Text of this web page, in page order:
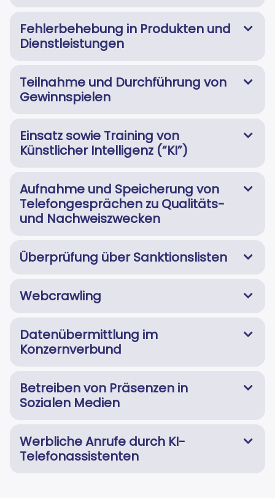
Fehlerbehebung in Produkten und
Dienstleistungen
Teilnahme und Durchführung von
Gewinnspielen
Einsatz sowie Training von
Künstlicher Intelligenz (“KI”)
Aufnahme und Speicherung von
Telefongesprächen zu Qualitäts-
und Nachweiszwecken
Überprüfung über Sanktionslisten
Webcrawling
Datenübermittlung im
Konzernverbund
Betreiben von Präsenzen in
Sozialen Medien
Werbliche Anrufe durch KI-
Telefonassistenten